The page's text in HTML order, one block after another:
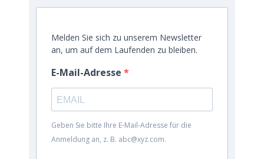
Melden Sie sich zu unserem Newsletter
an, um auf dem Laufenden zu bleiben.
E-Mail-Adresse
Geben Sie bitte Ihre E-Mail-Adresse für die
Anmeldung an, z. B. abc@xyz.com.